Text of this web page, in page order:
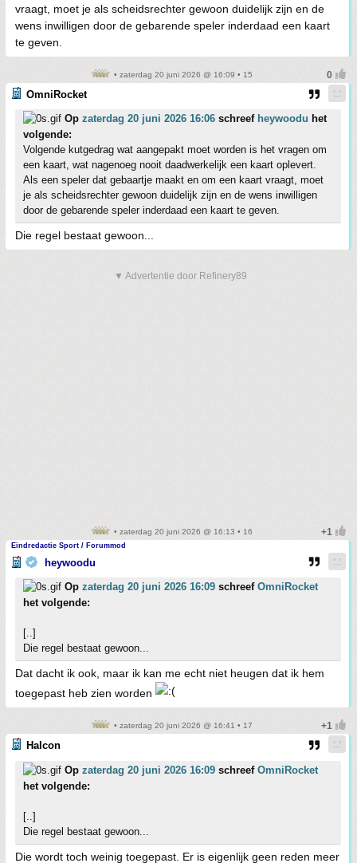
vraagt, moet je als scheidsrechter gewoon duidelijk zijn en de
wens inwilligen door de gebarende speler inderdaad een kaart
te geven.
• zaterdag 20 juni 2026 @ 16:09 • 15
OmniRocket
Op zaterdag 20 juni 2026 16:06 schreef heywoodu het
volgende:
Volgende kutgedrag wat aangepakt moet worden is het vragen om
een kaart, wat nagenoeg nooit daadwerkelijk een kaart oplevert.
Als een speler dat gebaartje maakt en om een kaart vraagt, moet
je als scheidsrechter gewoon duidelijk zijn en de wens inwilligen
door de gebarende speler inderdaad een kaart te geven.
Die regel bestaat gewoon...
▼ Advertentie door Refinery89
• zaterdag 20 juni 2026 @ 16:13 • 16
Eindredactie Sport / Forummod
heywoodu
Op zaterdag 20 juni 2026 16:09 schreef OmniRocket
het volgende:
[..]
Die regel bestaat gewoon...
Dat dacht ik ook, maar ik kan me echt niet heugen dat ik hem
toegepast heb zien worden
• zaterdag 20 juni 2026 @ 16:41 • 17
Halcon
Op zaterdag 20 juni 2026 16:09 schreef OmniRocket
het volgende:
[..]
Die regel bestaat gewoon...
Die wordt toch weinig toegepast. Er is eigenlijk geen reden meer